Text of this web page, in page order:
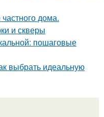
дома.
и скверы
пошаговые
выбрать идеальную